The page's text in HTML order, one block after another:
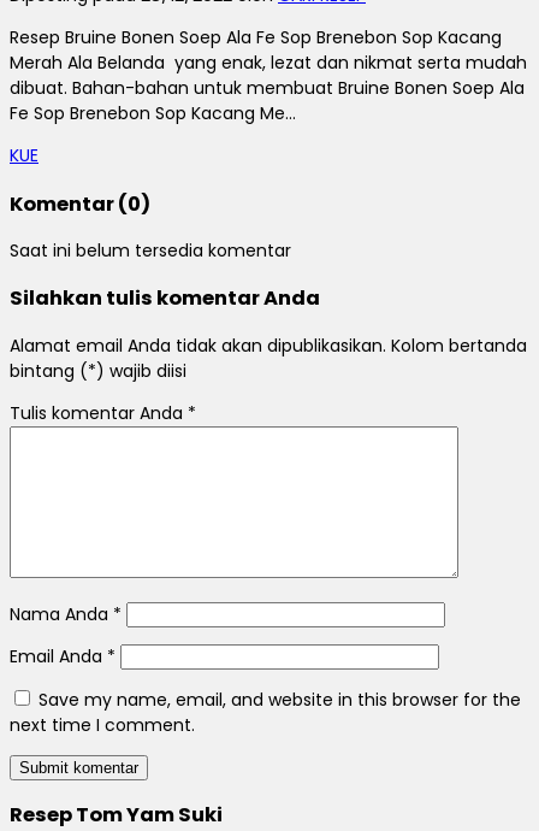
Resep Bruine Bonen Soep Ala Fe Sop Brenebon Sop Kacang
Merah Ala Belanda yang enak, lezat dan nikmat serta mudah
dibuat. Bahan-bahan untuk membuat Bruine Bonen Soep Ala
Fe Sop Brenebon Sop Kacang Me...
KUE
Komentar (0)
Saat ini belum tersedia komentar
Silahkan tulis komentar Anda
Alamat email Anda tidak akan dipublikasikan. Kolom bertanda
bintang (*) wajib diisi
Tulis komentar Anda *
Nama Anda *
Email Anda *
Save my name, email, and website in this browser for the
next time I comment.
Resep Tom Yam Suki